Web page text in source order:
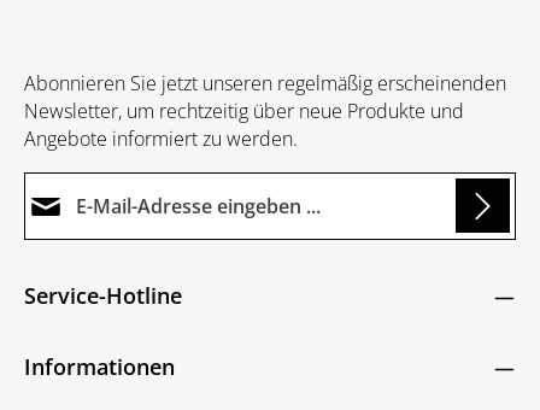
Abonnieren Sie jetzt unseren regelmäßig erscheinenden
Newsletter, um rechtzeitig über neue Produkte und
Angebote informiert zu werden.
Ich habe dieDatenschutzbestimmungen
bin mit ihnen einverstanden.
Loading...
Zeichen ein*
Die mit einem Stern (*) markierten Felder sind
Service-Hotline
Informationen